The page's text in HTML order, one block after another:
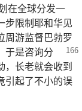
在全球分发一
步限制耶和华见
周游监督巴勃罗
于是咨询分
，长老就会收到
起了不小的误